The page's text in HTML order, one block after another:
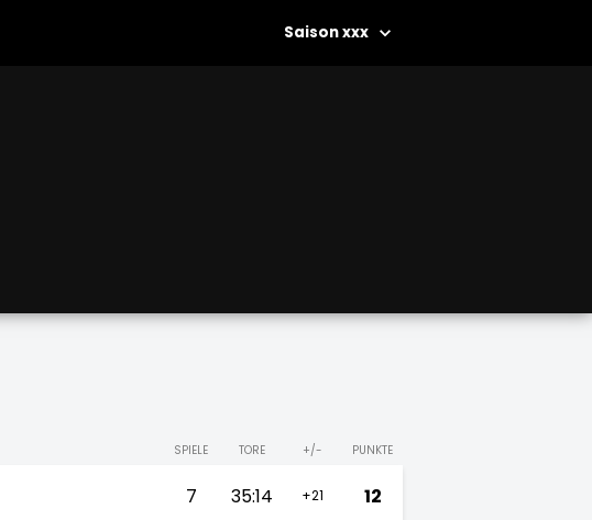
xxx
SPIELE TORE +/- PUNKTE
7 35:14 +21 12